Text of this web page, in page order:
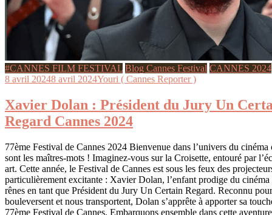
#CANNES FILM FESTIVAL Blog Cannes Festival CANNES 2024
8 avril 20248 avril 2024Youri ( Cannes Reporter )
Xavier Dolan : Président du Jury Un
Regard Cannes 2024
77ème Festival de Cannes 2024 Bienvenue dans l’univers du cinéma
sont les maîtres-mots ! Imaginez-vous sur la Croisette, entouré par
art. Cette année, le Festival de Cannes est sous les feux des
particulièrement excitante : Xavier Dolan, l’enfant prodige du cinéma
rênes en tant que Président du Jury Un Certain Regard. Reconnu
bouleversent et nous transportent, Dolan s’apprête à apporter sa
77ème Festival de Cannes. Embarquons ensemble dans cette